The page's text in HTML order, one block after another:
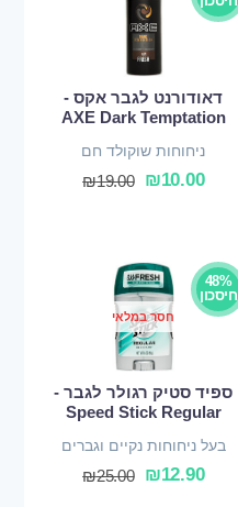
דאודורנט לגבר אקס -
AXE Dark Temptation
ניחוחות שוקולד חם
₪10.00
₪19.00
48%
חיסכון
חסר במלאי
ספיד סטיק רגולר לגבר -
Speed Stick Regular
בעל ניחוחות נקיים וגברים
₪12.90
₪25.00